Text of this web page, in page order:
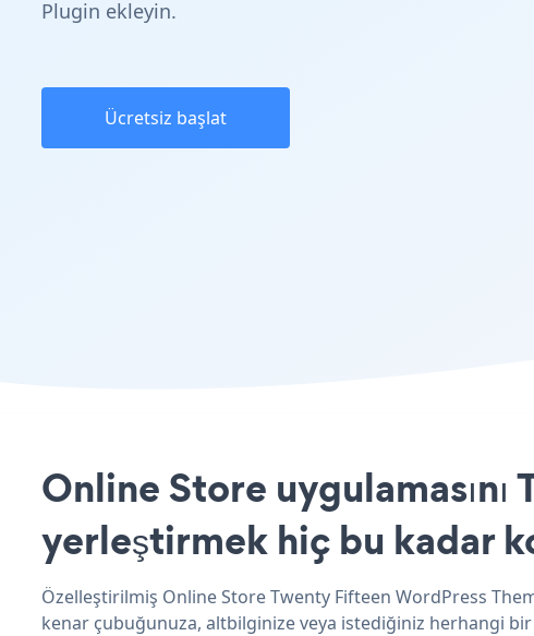
Plugin ekleyin.
Ücretsiz başlat
Online Store
yerleştirmek hiç bu kadar
Özelleştirilmiş Online Store Twenty Fifteen WordPress
kenar çubuğunuza, altbilginize veya istediğiniz herhangi